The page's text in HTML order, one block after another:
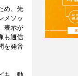
め、先
メソッ
表示が
も通信
を発音